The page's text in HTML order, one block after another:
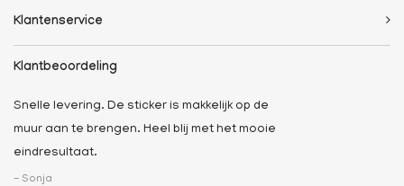
Klantenservice
Klantbeoordeling
Snelle levering. De sticker is makkelijk op de
muur aan te brengen. Heel blij met het mooie
eindresultaat.
- Sonja